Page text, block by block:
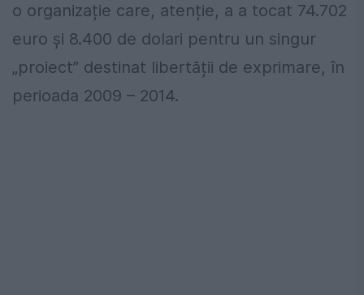
o organizație care, atenție, a a tocat 74.702
euro și 8.400 de dolari pentru un singur
„proiect” destinat libertății de exprimare, în
perioada 2009 – 2014.